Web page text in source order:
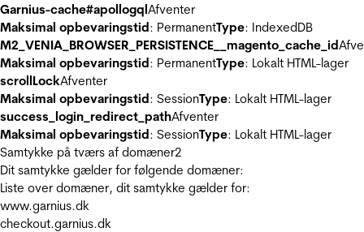
Garnius-cache#apollogqlAfventer
Maksimal opbevaringstid: PermanentType: IndexedDB
M2_VENIA_BROWSER_PERSISTENCE__magento_cache_id
Maksimal opbevaringstid: PermanentType: Lokalt HTML-lager
scrollLockAfventer
Maksimal opbevaringstid: SessionType: Lokalt HTML-lager
success_login_redirect_pathAfventer
Maksimal opbevaringstid: SessionType: Lokalt HTML-lager
Samtykke på tværs af domæner2
Dit samtykke gælder for følgende domæner:
Liste over domæner, dit samtykke gælder for:
www.garnius.dk
checkout.garnius.dk